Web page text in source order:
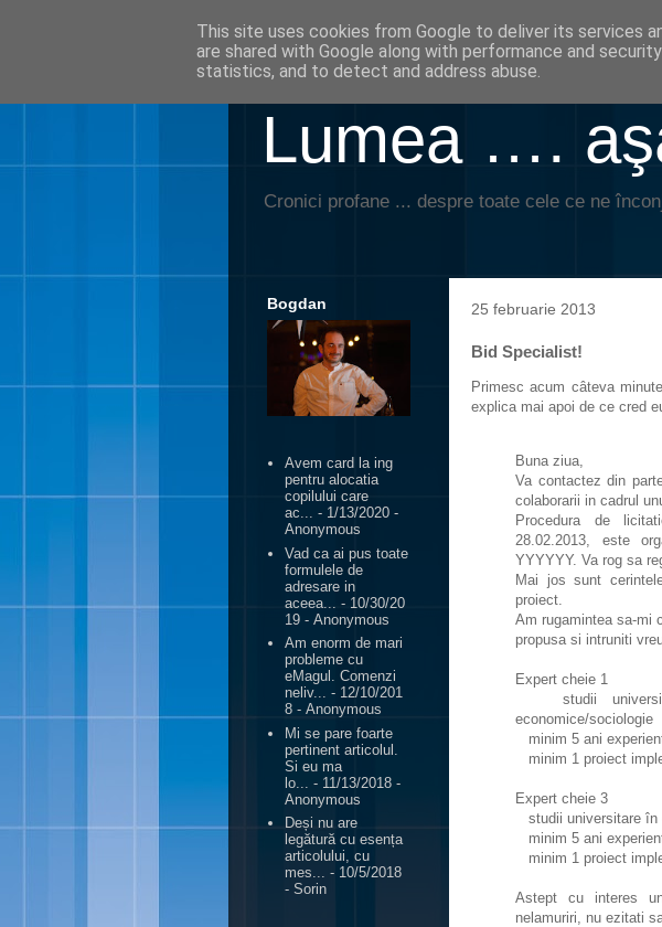
Lumea ….
Cronici profane ... despre toate cele ce ne
25 februarie 2013
Bid Specialist!
Primesc acum câteva
explica mai apoi de ce cred
Buna ziua,
Va contactez din
colaborarii in cadrul
Procedura de
28.02.2013, este
YYYYYY. Va rog sa
Mai jos sunt
proiect.
Am rugamintea sa-mi
propusa si intruniti
Expert cheie 1
studii
economice/sociologie
minim 5 ani
minim 1 proiect
Expert cheie 3
studii universitare în
minim 5 ani
minim 1 proiect
Astept cu interes
nelamuriri, nu ezitati
Bogdan
Avem card la ing
pentru alocatia
copilului care
ac... - 1/13/2020 -
Anonymous
Vad ca ai pus toate
formulele de
adresare in
aceea...
- 10/30/20
19 - Anonymous
Am enorm de mari
probleme cu
eMagul. Comenzi
neliv... - 12/10/201
8 - Anonymous
Mi se pare foarte
pertinent articolul.
Si eu ma
lo...
- 11/13/2018 -
Anonymous
Deși nu are
legătură cu esența
articolului, cu
mes... - 10/5/2018
- Sorin
This site uses cookies from Google to deliver its services
are shared with Google along with performance and
statistics, and to detect and address abuse.